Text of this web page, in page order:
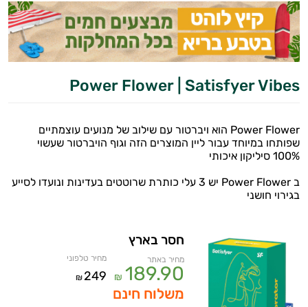
Power Flower | Satisfyer Vibes
Power Flower הוא ויברטור עם שילוב של מנועים עוצמתיים
שפותחו במיוחד עבור ליין המוצרים הזה וגוף הויברטור שעשוי
100% סיליקון איכותי
ב Power Flower יש 3 עלי כותרת שרוטטים בעדינות ונועדו לסייע
בגירוי חושני
חסר בארץ
מחיר באתר
189.90
₪
מחיר טלפוני
249
₪
משלוח חינם
יועץ בריאות אישי AI